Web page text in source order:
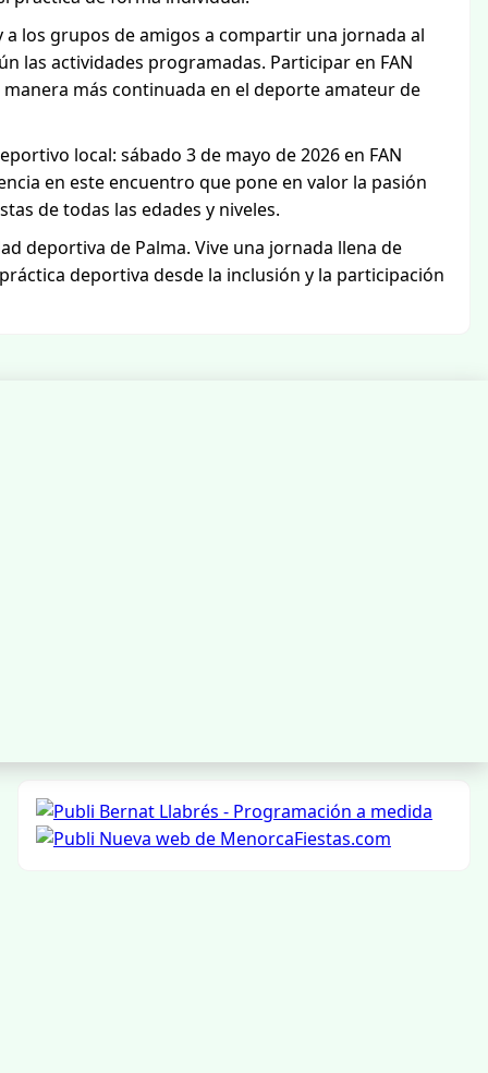
los grupos de amigos a compartir una jornada al
las actividades programadas. Participar en FAN
más continuada en el deporte amateur de
local: sábado 3 de mayo de 2026 en FAN
en este encuentro que pone en valor la pasión
de todas las edades y niveles.
deportiva de Palma. Vive una jornada llena de
deportiva desde la inclusión y la participación